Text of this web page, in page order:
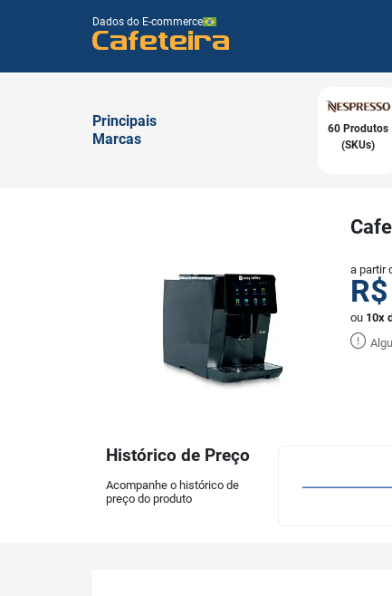
Dados do E-commerce
Cafeteira
Principais
Marcas
60 Produtos
(SKUs)
a partir
R$
ou 10x
Histórico de Preço
Acompanhe o histórico de
preço do produto